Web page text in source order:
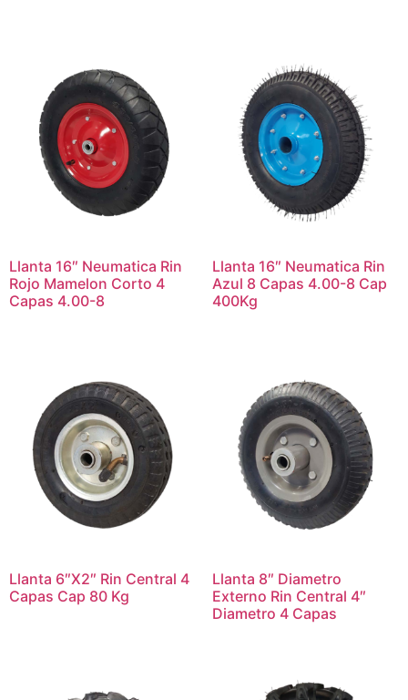
Llanta 16″ Neumatica Rin
Rojo Mamelon Corto 4
Capas 4.00-8
Llanta 16″ Neumatica Rin
Azul 8 Capas 4.00-8 Cap
400Kg
Llanta 6″X2″ Rin Central 4
Capas Cap 80 Kg
Llanta 8″ Diametro
Externo Rin Central 4″
Diametro 4 Capas